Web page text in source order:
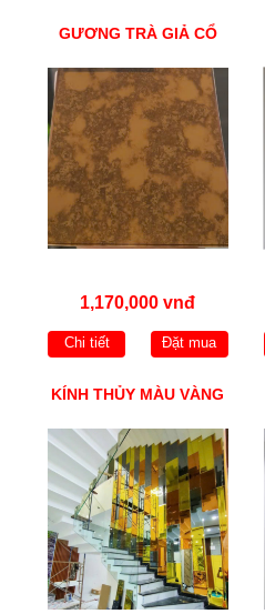
GƯƠNG TRÀ GIẢ CỔ
1,170,000 vnđ
Chi tiết Đặt mua
KÍNH THỦY MÀU VÀNG